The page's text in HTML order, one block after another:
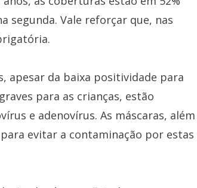
segunda. Vale reforçar que, nas
apesar da baixa positividade para
para as crianças, estão
e adenovírus. As máscaras, além
evitar a contaminação por estas